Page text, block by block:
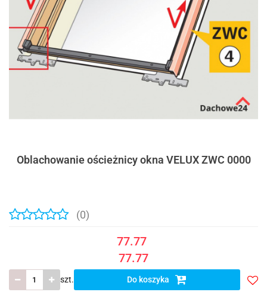
Oblachowanie ościeżnicy okna VELUX ZWC 0000
(0)
77.77
77.77
szt. Do koszyka